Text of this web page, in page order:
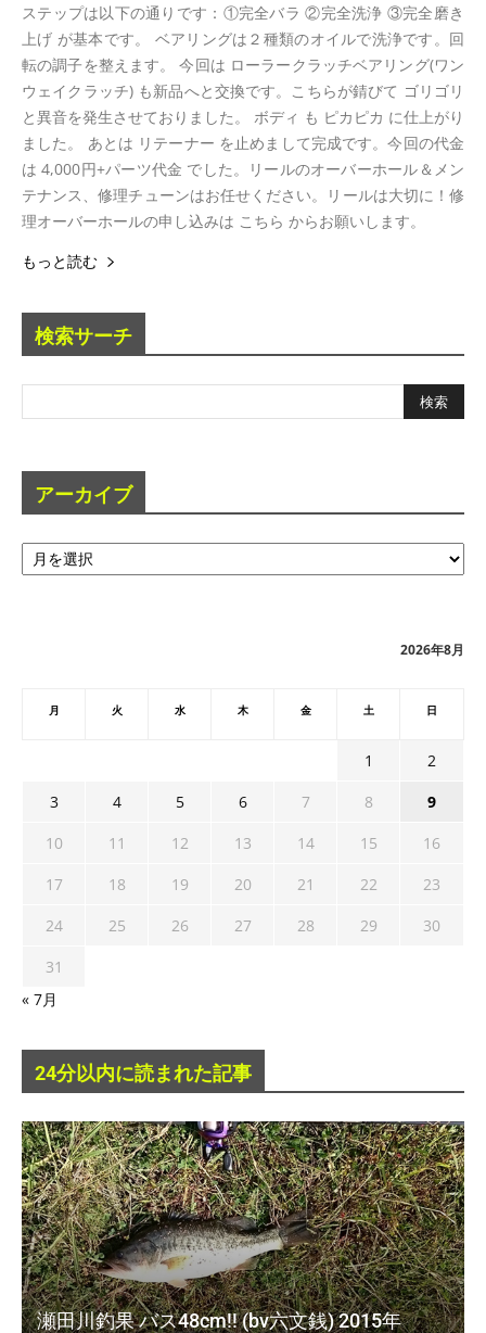
ステップは以下の通りです：①完全バラ ②完全洗浄 ③完全磨き
上げ が基本です。 ベアリングは２種類のオイルで洗浄です。回
転の調子を整えます。 今回は ローラークラッチベアリング(ワン
ウェイクラッチ) も新品へと交換です。こちらが錆びて ゴリゴリ
と異音を発生させておりました。 ボディ も ピカピカ に仕上がり
ました。 あとは リテーナー を止めまして完成です。今回の代金
は 4,000円+パーツ代金 でした。リールのオーバーホール＆メン
テナンス、修理チューンはお任せください。リールは大切に！修
理オーバーホールの申し込みは こちら からお願いします。
もっと読む
検索サーチ
アーカイブ
ア
ー
2026年8月
月 火 水 木 金 土 日
1
2
3
4 5 6 7 8
9
10
11 12 13 14 15
16
17
18 19 20 21 22
23
24
25 26 27 28 29
30
31
« 7月
24分以内に読まれた記事
瀬田川釣果 バス48cm!! (bv六文銭) 2015年